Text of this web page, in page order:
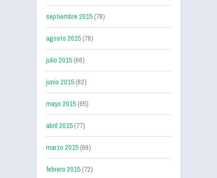
septiembre 2015(78)
agosto 2015(76)
julio 2015(66)
junio 2015(62)
mayo 2015(65)
abril 2015(77)
marzo 2015(69)
febrero 2015(72)